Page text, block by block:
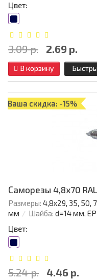
Цвет:
3.09 р. 2.69 р.
В корзину
Ваша скидка: -15%
Саморезы 4,8х70
Размеры: 4,8х29, 35, 50,
мм
Шайба: d=14 мм,
Цвет:
5.24 р. 4.46 р.